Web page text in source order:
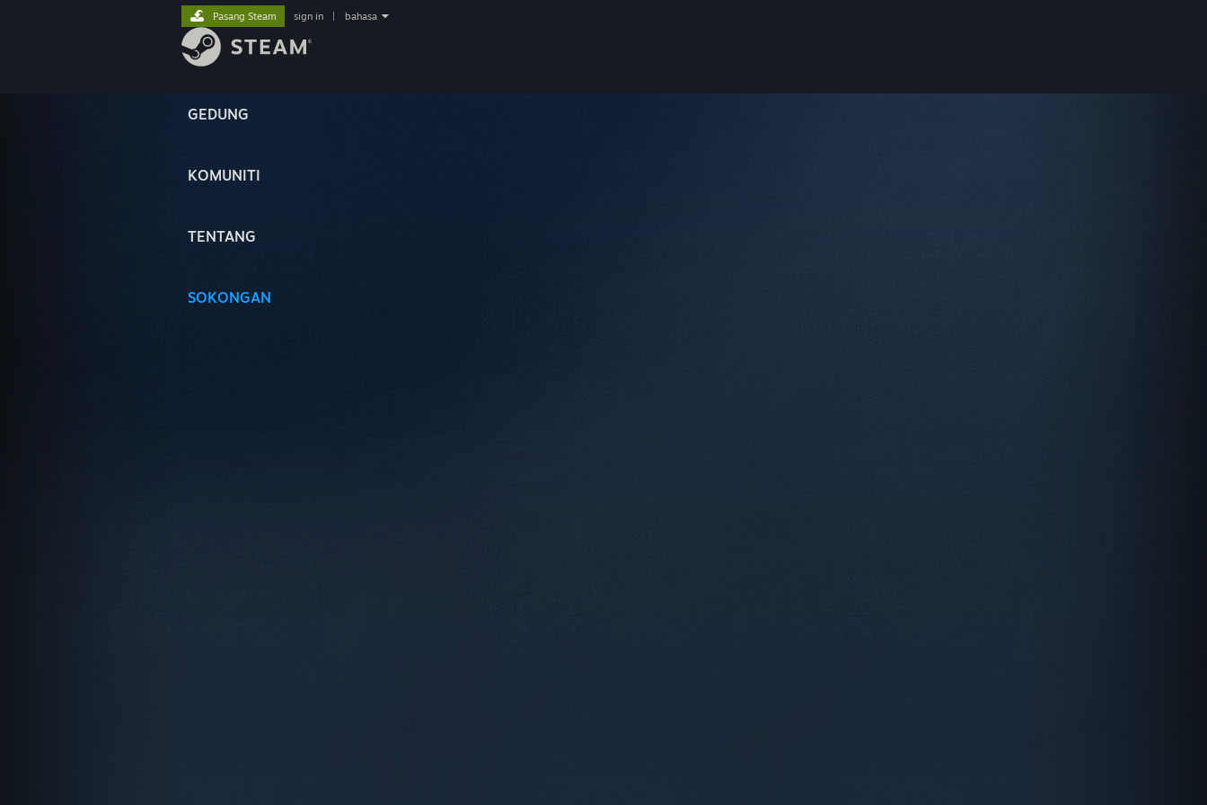
GEDUNG
KOMUNITI
TENTANG
SOKONGAN
Pasang Steam sign in bahasa